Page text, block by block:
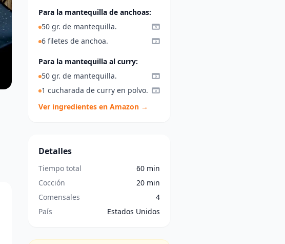
Para la mantequilla de anchoas:
50 gr. de mantequilla.
6 filetes de anchoa.
Para la mantequilla al curry:
50 gr. de mantequilla.
1 cucharada de curry en polvo.
Ver ingredientes en Amazon →
Detalles
Tiempo total
60 min
Cocción
20 min
Comensales
4
País
Estados Unidos